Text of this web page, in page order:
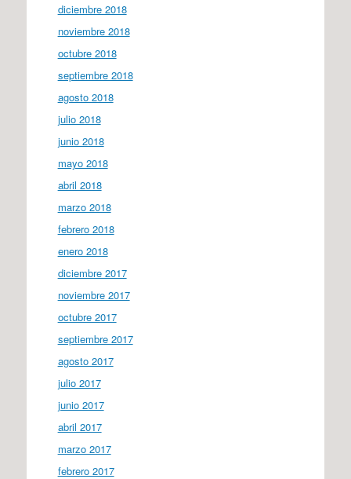
diciembre 2018
noviembre 2018
octubre 2018
septiembre 2018
agosto 2018
julio 2018
junio 2018
mayo 2018
abril 2018
marzo 2018
febrero 2018
enero 2018
diciembre 2017
noviembre 2017
octubre 2017
septiembre 2017
agosto 2017
julio 2017
junio 2017
abril 2017
marzo 2017
febrero 2017